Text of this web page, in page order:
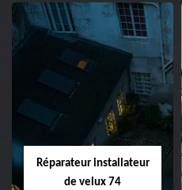
Réparateur installateur
de velux 74